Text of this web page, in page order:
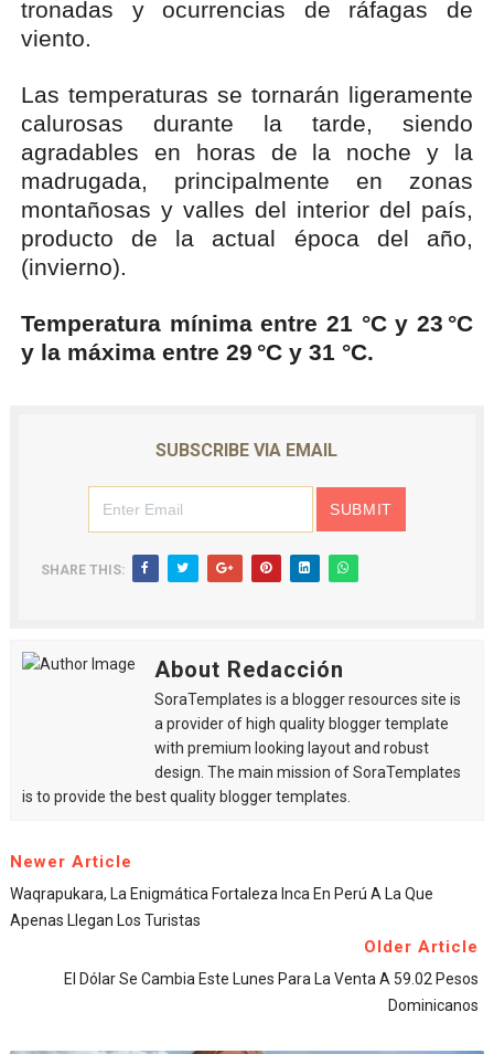
tronadas y ocurrencias de ráfagas de
viento.
Las temperaturas se tornarán ligeramente
calurosas durante la tarde, siendo
agradables en horas de la noche y la
madrugada, principalmente en zonas
montañosas y valles del interior del país,
producto de la actual época del año,
(invierno).
Temperatura mínima entre 21 °C y 23 °C
y la máxima entre 29 °C y 31 °C.
SUBSCRIBE VIA EMAIL
SHARE THIS:
About Redacción
SoraTemplates is a blogger resources site is
a provider of high quality blogger template
with premium looking layout and robust
design. The main mission of SoraTemplates
is to provide the best quality blogger templates.
Newer Article
Waqrapukara, La Enigmática Fortaleza Inca En Perú A La Que
Apenas Llegan Los Turistas
Older Article
El Dólar Se Cambia Este Lunes Para La Venta A 59.02 Pesos
Dominicanos